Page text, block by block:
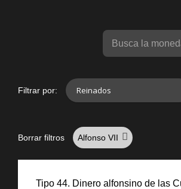
Filtrar por:
Borrar filtros Alfonso VII
Tipo 44. Dinero alfonsino de las